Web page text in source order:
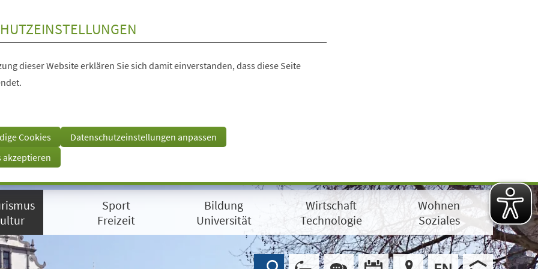
dieser Website erklären Sie sich damit einverstanden, dass diese Seite
Cookies
Datenschutzeinstellungen anpassen
akzeptieren
Sport
Freizeit
Bildung
Universität
Wirtschaft
Technologie
Wohnen
Soziales